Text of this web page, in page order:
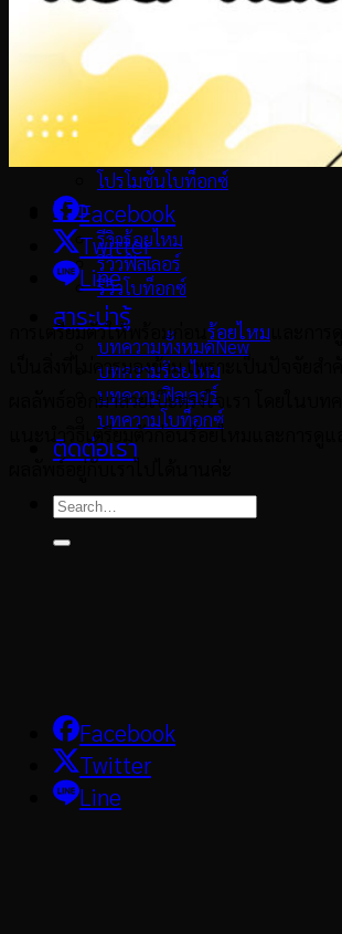
ฟิลเลอร์แก้มตอบ
ฟิลเลอร์คาง
โปรโมชั่น
โปรโมชั่นล่าสุด
โปรโมชั่นร้อยไหม
โปรโมชั่นฟิลเลอร์
โปรโมชั่นโบท็อกซ์
รีวิว
รีวิวร้อยไหม
รีวิวฟิลเลอร์
รีวิวโบท็อกซ์
สาระน่ารู้
บทความทั้งหมด
บทความร้อยไหม
บทความฟิลเลอร์
บทความโบท็อกซ์
ติดต่อเรา
Facebook
Twitter
Line
การเตรียมตัวให้พร้อมก่อน ร้อยไหม
เป็นสิ่งที่ไม่ควรมองข้าม เพราะเป็นปัจจัยสำ
ผลลัพธ์ออกมาสวยเป๊ะตรงใจเรา โดยในบท
แนะนำวิธีเตรียมตัวก่อนร้อยไหมและการดูแ
ผลลัพธ์อยู่กับเราไปได้นานค่ะ
Facebook
Twitter
Line